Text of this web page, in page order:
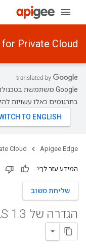
for Private Cloud
בתרגומים כאלו עשויות
Apigee Edge
Cloud
המידע עזר לך?
שליחת משוב
הגדרה של TLS 1 .3 לתנועה לכיוון צפון